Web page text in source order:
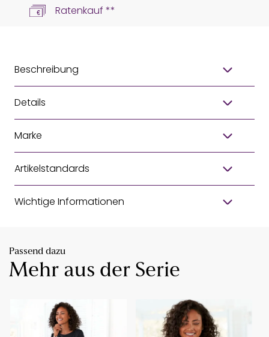
Ratenkauf **
Beschreibung
Details
Marke
Artikelstandards
Wichtige Informationen
Passend dazu
Mehr aus der Serie